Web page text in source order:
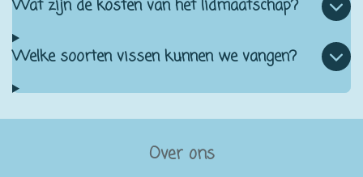
Wat zijn de kosten van het lidmaatschap?
Welke soorten vissen kunnen we vangen?
Over ons